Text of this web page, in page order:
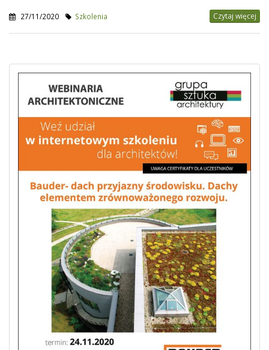
27/11/2020 Szkolenia Czytaj więcej